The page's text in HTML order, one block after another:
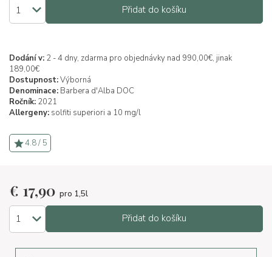
Přidat do košíku
Dodání v: 2 - 4 dny, zdarma pro objednávky nad 990,00€, jinak
189,00€
Dostupnost:Výborná
Denominace: Barbera d'Alba DOC
Ročník: 2021
Allergeny: solfiti superiori a 10 mg/l
4.8 / 5
€ 17,90 pro 1,5l
Přidat do košíku